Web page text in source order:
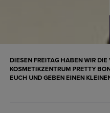
DIESEN FREITAG HABEN WIR DIE
KOSMETIKZENTRUM PRETTY
EUCH UND GEBEN EINEN